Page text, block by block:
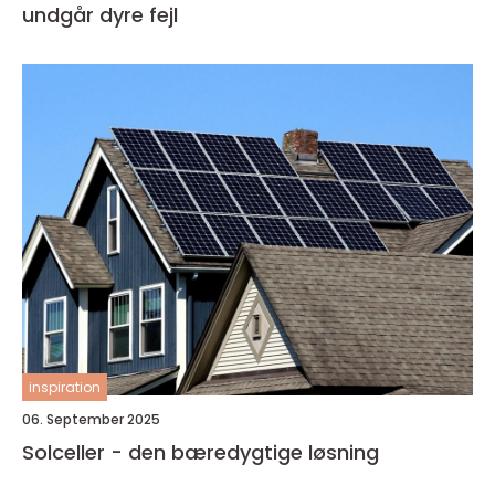
undgår dyre fejl
inspiration
06. September 2025
Solceller - den bæredygtige løsning